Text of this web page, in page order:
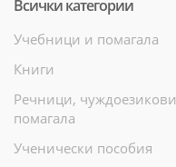
Всички категории
Учебници и помагала
Книги
Речници, чуждоезикови
помагала
Ученически пособия